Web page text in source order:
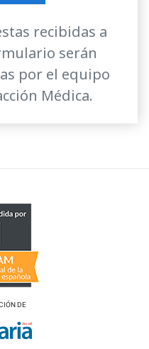
recibidas a
serán
por el equipo
Médica.
DE